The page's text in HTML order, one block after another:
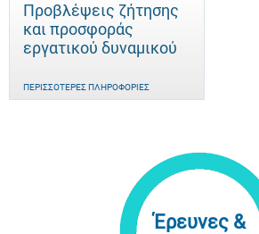
Προβλέψεις ζήτησης
και προσφοράς
εργατικού δυναμικού
ΠΕΡΙΣΣΌΤΕΡΕΣ ΠΛΗΡΟΦΟΡΊΕΣ
Έρευνες &